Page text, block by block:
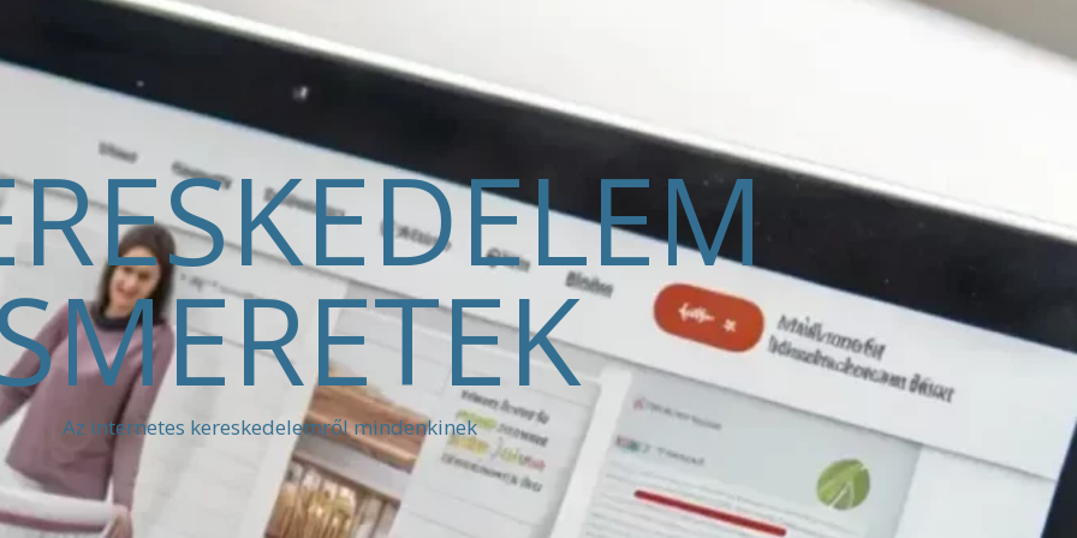
Az internetes kereskedelemről mindenkinek